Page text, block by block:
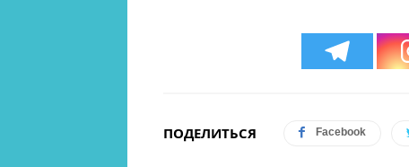
ПОДЕЛИТЬСЯ Facebook